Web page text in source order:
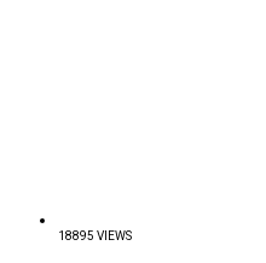
18895 VIEWS